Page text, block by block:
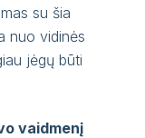
su šia
nuo vidinės
jėgų būti
vaidmenį